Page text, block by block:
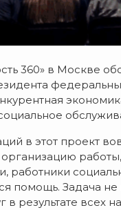
360» в Москве
в этот проект
работники
помощь. Задача
в результате